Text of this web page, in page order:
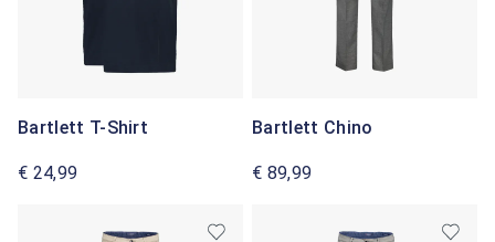
Bartlett T-Shirt
€ 24,99
Bartlett Chino
€ 89,99